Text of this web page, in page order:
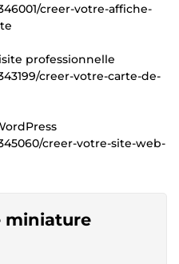
creer-votre-affiche-
professionnelle
creer-votre-carte-de-
creer-votre-site-web-
miniature